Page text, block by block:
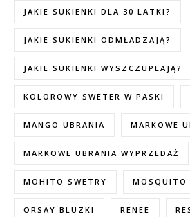
JAKIE SUKIENKI DLA 30 LATKI?
JAKIE SUKIENKI ODMŁADZAJĄ?
JAKIE SUKIENKI WYSZCZUPLAJĄ?
KOLOROWY SWETER W PASKI
MANGO UBRANIA MARKOWE
MARKOWE UBRANIA WYPRZEDAŻ
MOHITO SWETRY MOSQUITO
ORSAY BLUZKI RENEE